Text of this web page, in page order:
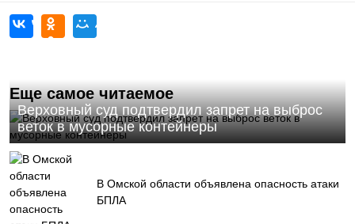
Еще самое читаемое
Верховный суд подтвердил запрет на выброс
веток в мусорные контейнеры
В Омской области объявлена опасность атаки
БПЛА